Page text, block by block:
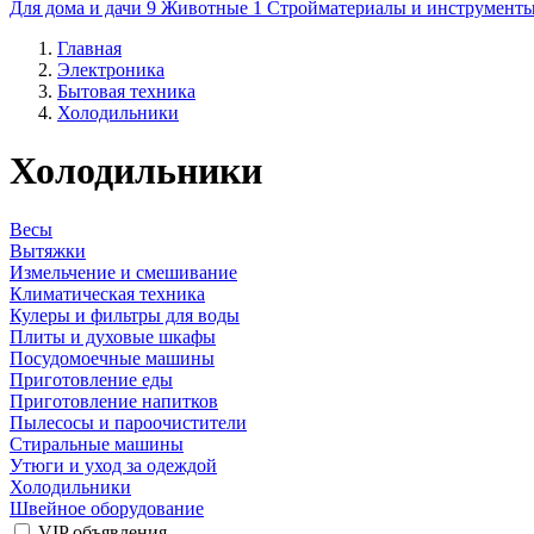
Для дома и дачи 9 Животные 1 Стройматериалы и
Главная
Электроника
Бытовая техника
Холодильники
Холодильники
Весы
Вытяжки
Измельчение и смешивание
Климатическая техника
Кулеры и фильтры для воды
Плиты и духовые шкафы
Посудомоечные машины
Приготовление еды
Приготовление напитков
Пылесосы и пароочистители
Стиральные машины
Утюги и уход за одеждой
Холодильники
Швейное оборудование